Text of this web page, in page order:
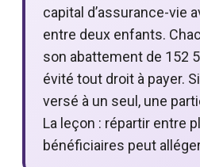
capital d’assurance-vie
entre deux enfants.
son abattement de 152
évité tout droit à payer.
versé à un seul, une
La leçon : répartir entre
bénéficiaires peut